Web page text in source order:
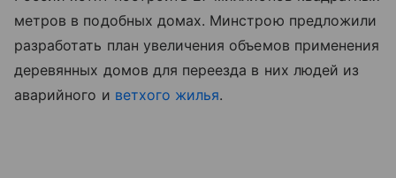
метров в подобных домах. Минстрою предложили
разработать план увеличения объемов применения
деревянных домов для переезда в них людей из
аварийного и ветхого жилья.